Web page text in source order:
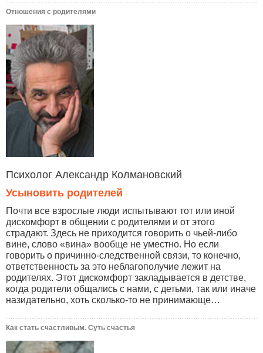
Отношения с родителями
Психолог Александр Колмановский
Усыновить родителей
Почти все взрослые люди испытывают тот или иной
дискомфорт в общении с родителями и от этого
страдают. Здесь не приходится говорить о чьей-либо
вине, слово «вина» вообще не уместно. Но если
говорить о причинно-следственной связи, то конечно,
ответственность за это неблагополучие лежит на
родителях. Этот дискомфорт закладывается в детстве,
когда родители общались с нами, с детьми, так или иначе
назидательно, хоть сколько-то не принимающе…
Как стать счастливым. Суть счастья